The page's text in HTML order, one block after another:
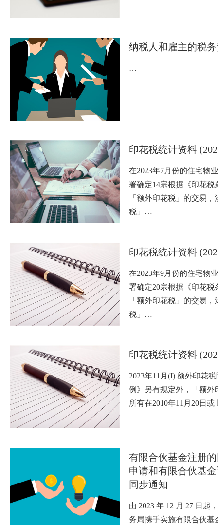
纳税人和雇主的税
…
印花税统计资料
在2023年7月份的住宅物
署确定14宗根据《印花税
「额外印花税」的交易
税」…
印花税统计资料
在2023年9月份的住宅物
署确定20宗根据《印花税
「额外印花税」的交易
税」…
印花税统计资料
2023年11月(I) 额外印花
例》另有规定外，「额外
所有在2010年11月20日
有限合伙基金注册
申请和有限合伙基
同步通知
由 2023 年 12 月 27 日起
务局携手实施有限合伙基